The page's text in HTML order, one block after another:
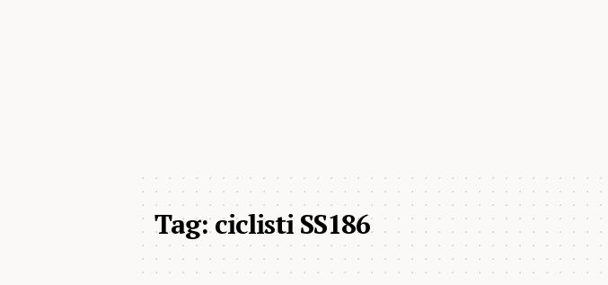
Tag:ciclisti SS186